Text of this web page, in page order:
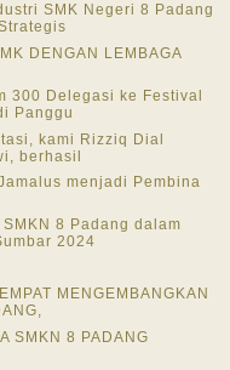
SMK Negeri 8 Padang
DENGAN LEMBAGA
300 Delegasi ke Festival
Panggu
kami Rizziq Dial
berhasil
menjadi Pembina
8 Padang dalam
2024
MENGEMBANGKAN
SMKN 8 PADANG